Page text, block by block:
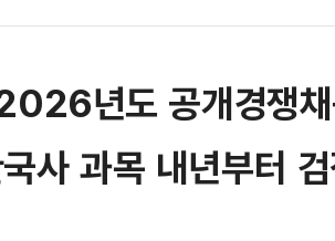
년도 공개경쟁
사 과목 내년부터